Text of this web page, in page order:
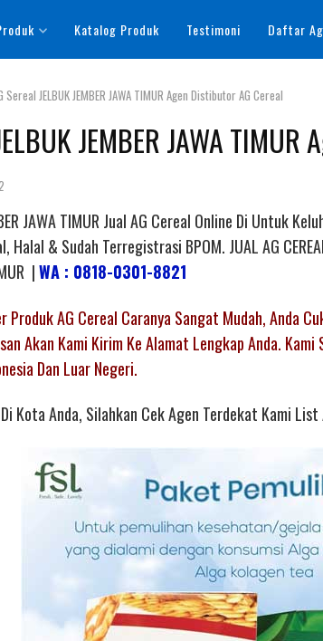
Katalog Produk Testimoni Daftar
Sereal JELBUK JEMBER JAWA TIMUR Agen Distibutor AG Cereal
JEMBER JAWA
JAWA TIMUR Jual AG Cereal Online Di Untuk
& Sudah Terregistrasi BPOM. JUAL AG
|WA : 0818-0301-8821
Produk AG Cereal Caranya Sangat Mudah, Anda
Akan Kami Kirim Ke Alamat Lengkap Anda.
Dan Luar Negeri.
Kota Anda, Silahkan Cek Agen Terdekat Kami